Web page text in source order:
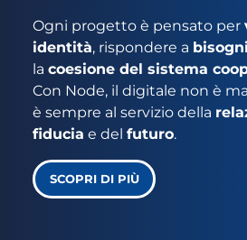
Ogni progetto è pensato per
identità, rispondere a
la coesione del sistema
Con Node, il digitale non è
è sempre al servizio della
fiducia e del futuro.
SCOPRI DI PIÙ